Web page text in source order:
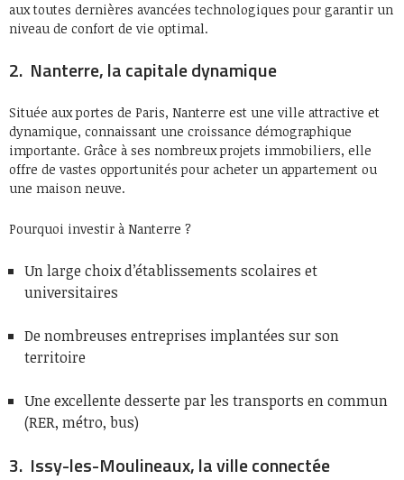
aux toutes dernières avancées technologiques pour garantir un
niveau de confort de vie optimal.
2. Nanterre, la capitale dynamique
Située aux portes de Paris, Nanterre est une ville attractive et
dynamique, connaissant une croissance démographique
importante. Grâce à ses nombreux projets immobiliers, elle
offre de vastes opportunités pour acheter un appartement ou
une maison neuve.
Pourquoi investir à Nanterre ?
Un large choix d’établissements scolaires et
universitaires
De nombreuses entreprises implantées sur son
territoire
Une excellente desserte par les transports en commun
(RER, métro, bus)
3. Issy-les-Moulineaux, la ville connectée